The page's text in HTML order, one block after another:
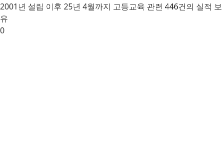
2001년 설립 이후 25년 4월까지 고등교육 관련 446건의 실적 보
유
0